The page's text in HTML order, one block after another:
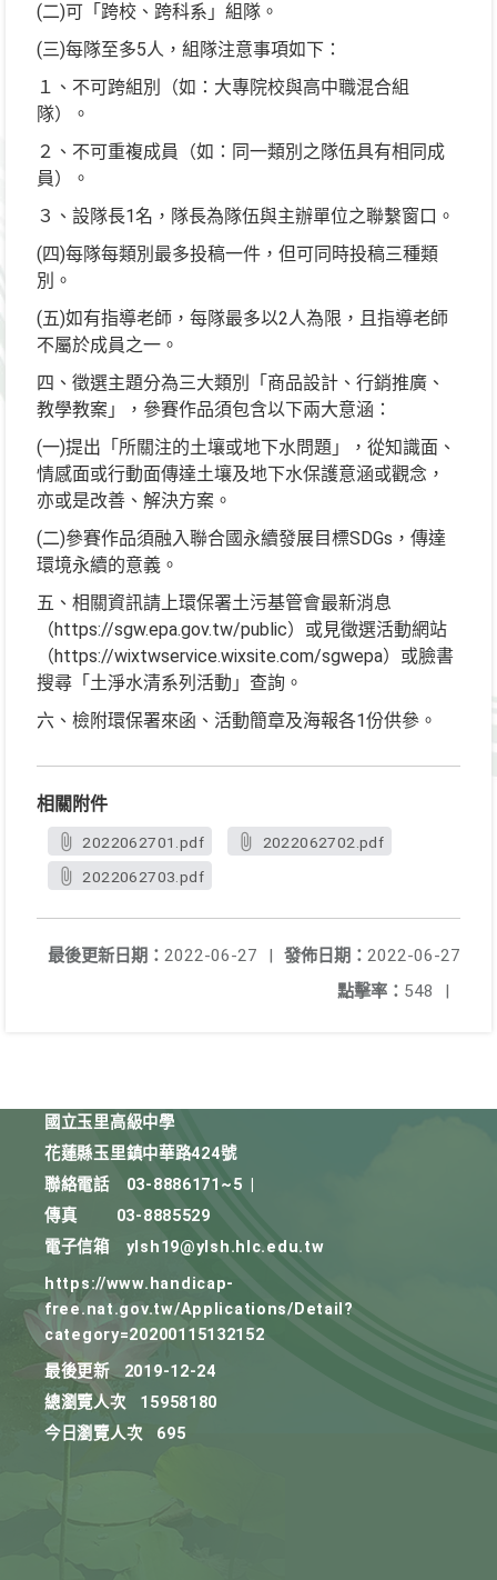
(二)可「跨校、跨科系」組隊。
(三)每隊至多5人，組隊注意事項如下：
１、不可跨組別（如：大專院校與高中職混合組
隊）。
２、不可重複成員（如：同一類別之隊伍具有相同成
員）。
３、設隊長1名，隊長為隊伍與主辦單位之聯繫窗口。
(四)每隊每類別最多投稿一件，但可同時投稿三種類
別。
(五)如有指導老師，每隊最多以2人為限，且指導老師
不屬於成員之一。
四、徵選主題分為三大類別「商品設計、行銷推廣、
教學教案」，參賽作品須包含以下兩大意涵：
(一)提出「所關注的土壤或地下水問題」，從知識面、
情感面或行動面傳達土壤及地下水保護意涵或觀念，
亦或是改善、解決方案。
(二)參賽作品須融入聯合國永續發展目標SDGs，傳達
環境永續的意義。
五、相關資訊請上環保署土污基管會最新消息
（https://sgw.epa.gov.tw/public）或見徵選活動網站
（https://wixtwservice.wixsite.com/sgwepa）或臉書
搜尋「土淨水清系列活動」查詢。
六、檢附環保署來函、活動簡章及海報各1份供參。
相關附件
2022062701.pdf
2022062702.pdf
2022062703.pdf
發佈日期： 2022-06-27
最後更新日期： 2022-06-27
|
點擊率： 548 |
國立玉里高級中學
花蓮縣玉里鎮中華路424號
聯絡電話
03-8886171~5
傳真
03-8885529
電子信箱
ylsh19@ylsh.hlc.edu.tw
https://www.handicap-
free.nat.gov.tw/Applications/Detail?
category=20200115132152
最後更新
2019-12-24
總瀏覽人次
15958180
今日瀏覽人次
695